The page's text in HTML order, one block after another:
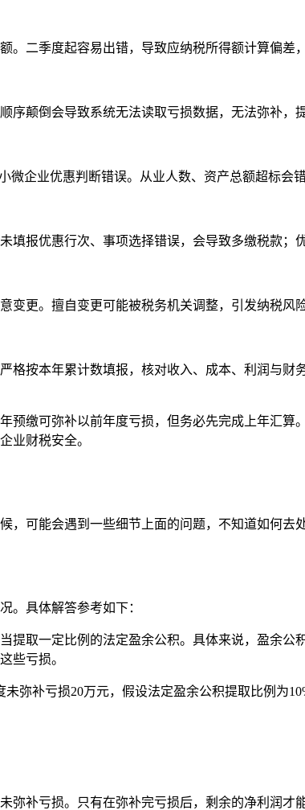
二季度起容易出错，导致应纳税所得额计算偏差
序颠倒会导致系统无法读取亏损数据，无法弥补，
企业优惠判断错误。从业人数、资产总额超标会
报优惠行次、事项选择错误，会导致多缴税款；
更。擅自变更可能被税务机关调整，引发纳税风险
格按本年累计数填报，核对收入、成本、利润与
预缴可弥补以前年度亏损，但务必先完成上年汇
业财税安全。
，可能会遇到一些细节上面的问题，不知道如何
。具体解答参考如下：
提取一定比例的法定盈余公积。具体来说，盈余
些亏损。
弥补亏损20万元，假设法定盈余公积提取比例为
弥补亏损。只有在弥补完亏损后，剩余的净利润